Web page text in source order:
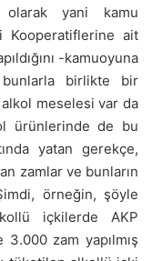
yani kamu
Kooperatiflerine ait
-kamuoyuna
bunlarla birlikte bir
meselesi var da
ürünlerinde de bu
yatan gerekçe,
zamlar ve bunların
örneğin, şöyle
içkilerde AKP
3.000 zam yapılmış